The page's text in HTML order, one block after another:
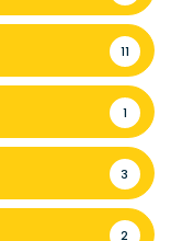
11
1
3
2